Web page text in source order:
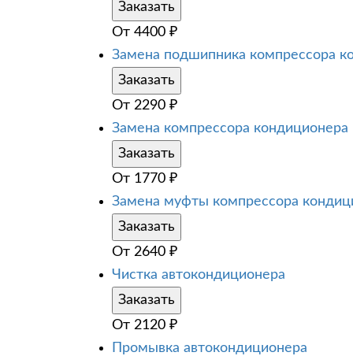
Заказать
От 4400 ₽
Замена подшипника компрессора
Заказать
От 2290 ₽
Замена компрессора кондиционера
Заказать
От 1770 ₽
Замена муфты компрессора
Заказать
От 2640 ₽
Чистка автокондиционера
Заказать
От 2120 ₽
Промывка автокондиционера